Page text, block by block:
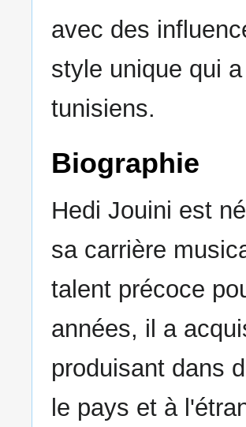
avec des
style unique qui
tunisiens.
Biographie
Hedi Jouini est
sa carrière
talent précoce
années, il a
produisant dans
le pays et à